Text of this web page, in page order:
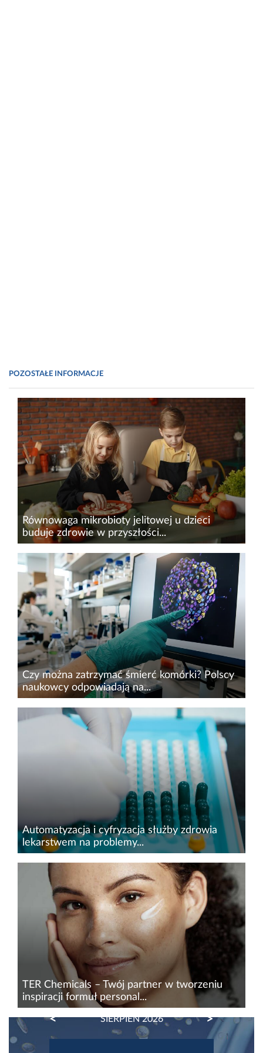
POZOSTAŁE INFORMACJE
Równowaga mikrobioty jelitowej u dzieci
buduje zdrowie w przyszłości...
Zaburzenia mikrobioty jelitowej mogą wiązać się
z wieloma problemami zdrowotnymi. Jej skład
ma znaczenie dla układu odpornościowego,
metabolizmu, a nawet zdrowia psychicznego.
Naukowcy przypominaj...
Czy można zatrzymać śmierć komórki? Polscy
naukowcy odpowiadają na...
Naukowcy Politechniki Wrocławskiej (PWr) i
Genentech,&nbsp;jednej z wiodących firm
biotechnologicznych na świecie, znaleźli sposób
na zatrzymanie rozpadu umierającej komórki.
Automatyzacja i cyfryzacja służby zdrowia
lekarstwem na problemy...
System ochrony zdrowia mierzy się z
podwójnym wyzwaniem&nbsp;– starzejącym
się społeczeństwem i rosnącą liczbą pacjentów,
przy jednoczesnych brakach kadrowych. W tych
warunkach optymalizacja pracy...
TER Chemicals – Twój partner w tworzeniu
inspiracji formuł personal...
K-beauty, clean beauty, compliance friendly
nadal wyznaczają globalne trendy w pielęgnacji,
koncentrując się na widocznych efektach,
SIERPIEŃ 2026
PREVIOUS NEXT